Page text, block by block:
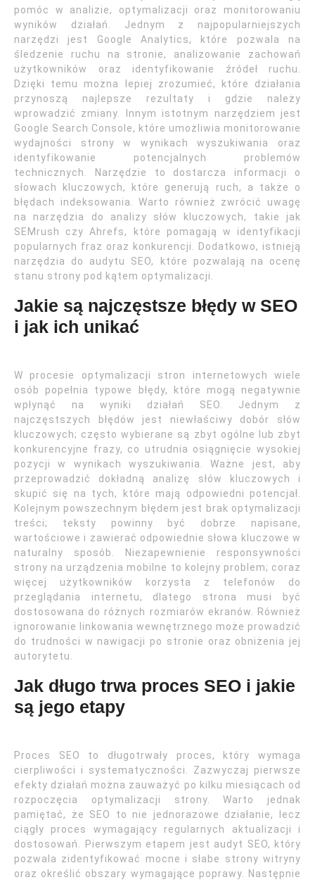
pomóc w analizie, optymalizacji oraz monitorowaniu
wyników działań. Jednym z najpopularniejszych
narzędzi jest Google Analytics, które pozwala na
śledzenie ruchu na stronie, analizowanie zachowań
użytkowników oraz identyfikowanie źródeł ruchu.
Dzięki temu można lepiej zrozumieć, które działania
przynoszą najlepsze rezultaty i gdzie należy
wprowadzić zmiany. Innym istotnym narzędziem jest
Google Search Console, które umożliwia monitorowanie
wydajności strony w wynikach wyszukiwania oraz
identyfikowanie potencjalnych problemów
technicznych. Narzędzie to dostarcza informacji o
słowach kluczowych, które generują ruch, a także o
błędach indeksowania. Warto również zwrócić uwagę
na narzędzia do analizy słów kluczowych, takie jak
SEMrush czy Ahrefs, które pomagają w identyfikacji
popularnych fraz oraz konkurencji. Dodatkowo, istnieją
narzędzia do audytu SEO, które pozwalają na ocenę
stanu strony pod kątem optymalizacji.
Jakie są najczęstsze błędy w SEO
i jak ich unikać
W procesie optymalizacji stron internetowych wiele
osób popełnia typowe błędy, które mogą negatywnie
wpłynąć na wyniki działań SEO. Jednym z
najczęstszych błędów jest niewłaściwy dobór słów
kluczowych; często wybierane są zbyt ogólne lub zbyt
konkurencyjne frazy, co utrudnia osiągnięcie wysokiej
pozycji w wynikach wyszukiwania. Ważne jest, aby
przeprowadzić dokładną analizę słów kluczowych i
skupić się na tych, które mają odpowiedni potencjał.
Kolejnym powszechnym błędem jest brak optymalizacji
treści; teksty powinny być dobrze napisane,
wartościowe i zawierać odpowiednie słowa kluczowe w
naturalny sposób. Niezapewnienie responsywności
strony na urządzenia mobilne to kolejny problem; coraz
więcej użytkowników korzysta z telefonów do
przeglądania internetu, dlatego strona musi być
dostosowana do różnych rozmiarów ekranów. Również
ignorowanie linkowania wewnętrznego może prowadzić
do trudności w nawigacji po stronie oraz obniżenia jej
autorytetu.
Jak długo trwa proces SEO i jakie
są jego etapy
Proces SEO to długotrwały proces, który wymaga
cierpliwości i systematyczności. Zazwyczaj pierwsze
efekty działań można zauważyć po kilku miesiącach od
rozpoczęcia optymalizacji strony. Warto jednak
pamiętać, że SEO to nie jednorazowe działanie, lecz
ciągły proces wymagający regularnych aktualizacji i
dostosowań. Pierwszym etapem jest audyt SEO, który
pozwala zidentyfikować mocne i słabe strony witryny
oraz określić obszary wymagające poprawy. Następnie